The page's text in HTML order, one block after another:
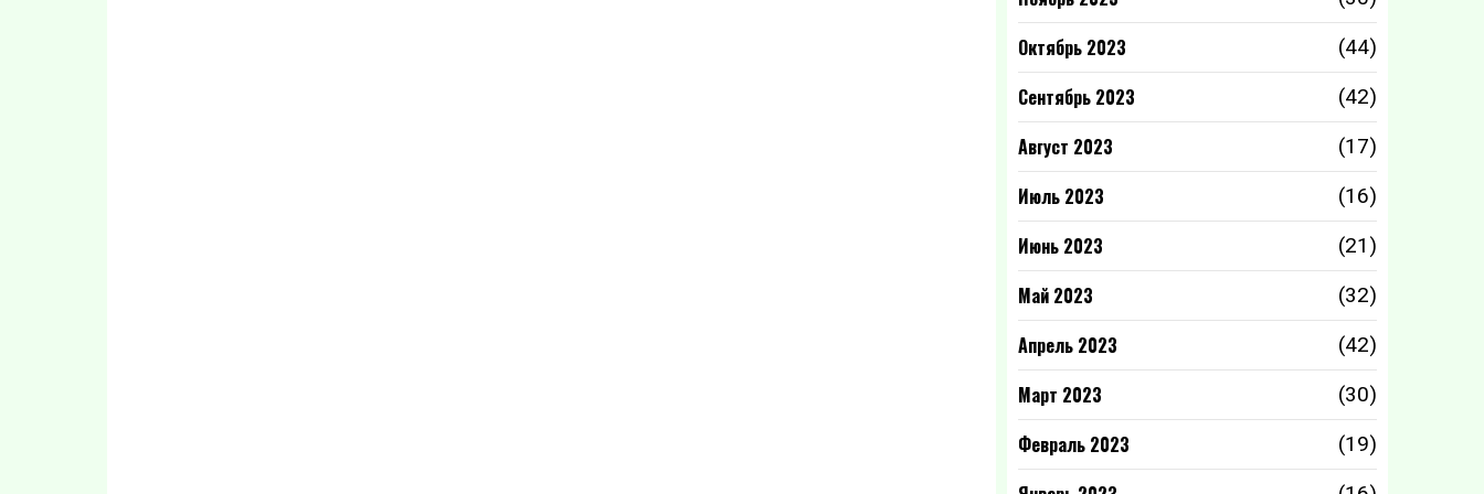
Октябрь 2023 (44)
Сентябрь 2023 (42)
Август 2023 (17)
Июль 2023 (16)
Июнь 2023 (21)
Май 2023 (32)
Апрель 2023 (42)
Март 2023 (30)
Февраль 2023 (19)